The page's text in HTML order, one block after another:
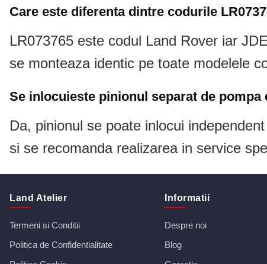
Care este diferenta dintre codurile
LR073765 este codul Land Rover iar
se monteaza identic pe toate modelele
Se inlocuieste pinionul separat de pompa
Da, pinionul se poate inlocui
si se recomanda realizarea in service
Land Atelier
Termeni si Conditii
Politica de Confidentialitate
Informatii
Despre noi
Blog